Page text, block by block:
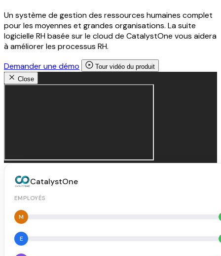
Un système de gestion des ressources humaines complet
pour les moyennes et grandes organisations. La suite
logicielle RH basée sur le cloud de CatalystOne vous aidera
à améliorer les processus RH.
Demander une démo
Tour vidéo du produit
Close
CatalystOne
EMPLOYÉS
M
E